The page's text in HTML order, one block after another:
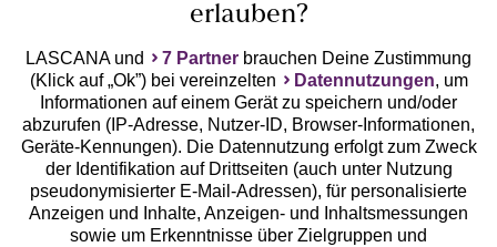
Geprüfte Sicherheit
Unsere Apps
erlauben?
LASCANA und 7 Partner brauchen Deine Zustimmung
(Klick auf „Ok”) bei vereinzelten
Datennutzungen, um
Informationen auf einem Gerät zu speichern und/oder
abzurufen (IP-Adresse, Nutzer-ID, Browser-Informationen,
Geräte-Kennungen). Die Datennutzung erfolgt zum Zweck
der Identifikation auf Drittseiten (auch unter Nutzung
pseudonymisierter E-Mail-Adressen), für personalisierte
Anzeigen und Inhalte, Anzeigen- und Inhaltsmessungen
sowie um Erkenntnisse über Zielgruppen und